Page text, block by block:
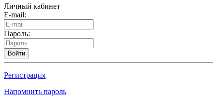
Личный кабинет
E-mail:
Пароль:
Войти
Регистрация
Напомнить пароль